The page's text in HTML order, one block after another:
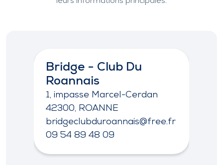
Bridge - Club Du
Roannais
1, impasse Marcel-Cerdan
42300, ROANNE
bridgeclubduroannais@free.fr
09 54 89 48 09